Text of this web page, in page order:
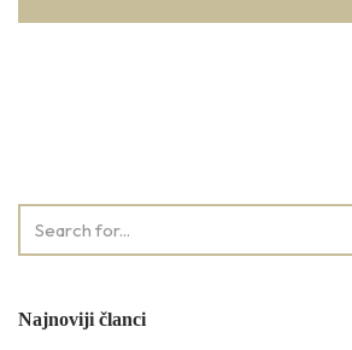
Najnoviji članci